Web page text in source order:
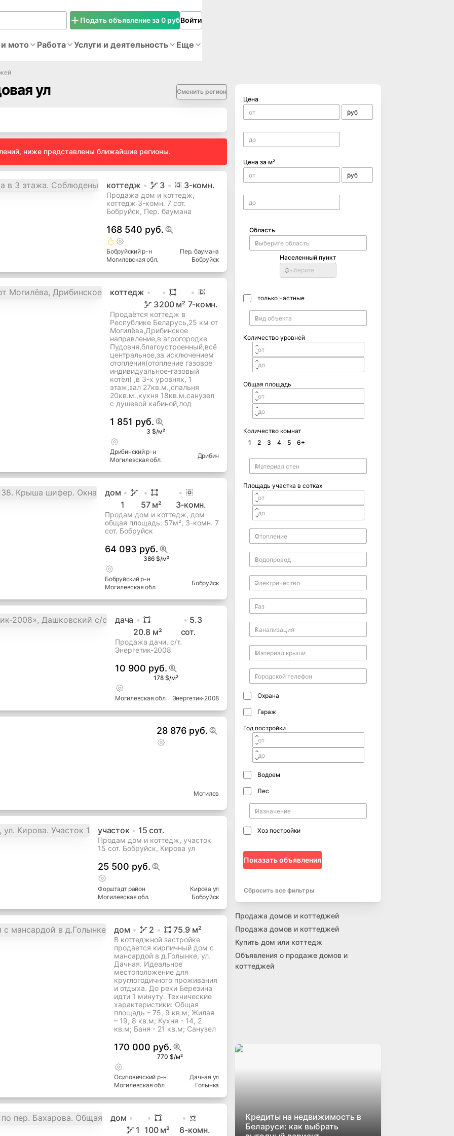
Подать объявление за 0 рубВойти
мото Работа Услуги и деятельность Еще
ул Сменить регион
ниже представлены ближайшие регионы.
коттедж 3 3-комн.
Продажа дом и коттедж,
коттедж 3-комн. 7 сот.
Бобруйск, Пер. баумана
168 540 руб.
Бобруйскийр-н
Могилевская обл.
Пер. баумана
Бобруйск
коттедж
3200м² 7-комн.
Продаётся коттедж в
Республике Беларусь,25 км от
Могилёва,Дрибинское
направление,в агрогородке
Пудовня,благоустроенный,всё
центральное,за исключением
отопления(отопление газовое
индивидуальное-газовый
котёл) ,в 3-х уровнях, 1
этаж,зал 27кв.м.,спальня
20кв.м.,кухня 18кв.м.санузел
с душевой кабиной,лод
1 851 руб.
3 $/м²
Дрибинскийр-н
Могилевская обл.
Дрибин
дом
1
57м² 3-комн.
Продам дом и коттедж, дом
общая площадь: 57м², 3-комн. 7
сот. Бобруйск
64 093 руб.
386 $/м²
Бобруйскийр-н
Могилевская обл.
Бобруйск
дача
20.8 м²
5.3
сот.
Продажа дачи, с/т.
Энергетик-2008
10 900 руб.
178 $/м²
Могилевская обл. Энергетик-2008
28 876 руб.
Могилев
участок 15 сот.
Продам дом и коттедж, участок
15 сот. Бобруйск, Кирова ул
25 500 руб.
Форштадт район
Могилевская обл.
Кирова ул
Бобруйск
дом 2 75.9 м²
В коттеджной застройке
продается кирпичный дом с
мансардой в д.Голынке, ул.
Дачная. Идеальное
местоположение для
круглогодичного проживания
и отдыха. До реки Березина
идти 1 минуту. Технические
характеристики: Общая
площадь – 75, 9 кв.м; Жилая
– 19, 8 кв.м; Кухня - 14, 2
кв.м; Баня - 21 кв.м; Санузел
170 000 руб.
770 $/м²
Осиповичский р-н
Могилевская обл.
Дачная ул
Голынка
дом
1 100м² 6-комн.
Цена
Цена за м²
Область
Населенный пункт
Выберите
только частные
Количество уровней
Общая площадь
Количество комнат
1
2 3 4 5 6+
Площадь участка в сотках
Охрана
Гараж
Год постройки
Водоем
Лес
Хоз постройки
Показать объявления
Сбросить все фильтры
Продажа домов и коттеджей
Продажа домов и коттеджей
Купить дом или коттедж
Объявления о продаже домов и
коттеджей
Кредиты на недвижимость в
Беларуси: как выбрать